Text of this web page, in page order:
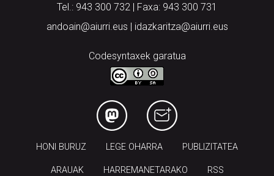
Tel.: 943 300 732 | Faxa: 943 300 731
andoain@aiurri.eus | idazkaritza@aiurri.eus
Codesyntaxek garatua
HONI BURUZ LEGE OHARRA PUBLIZITATEA
ARAUAK HARREMANETARAKO RSS